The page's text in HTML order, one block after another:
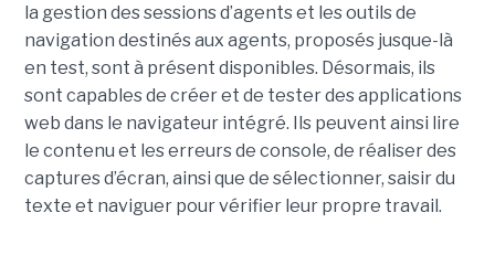
la gestion des sessions d’agents et les outils de
navigation destinés aux agents, proposés jusque-là
en test, sont à présent disponibles. Désormais, ils
sont capables de créer et de tester des applications
web dans le navigateur intégré. Ils peuvent ainsi lire
le contenu et les erreurs de console, de réaliser des
captures d’écran, ainsi que de sélectionner, saisir du
texte et naviguer pour vérifier leur propre travail.